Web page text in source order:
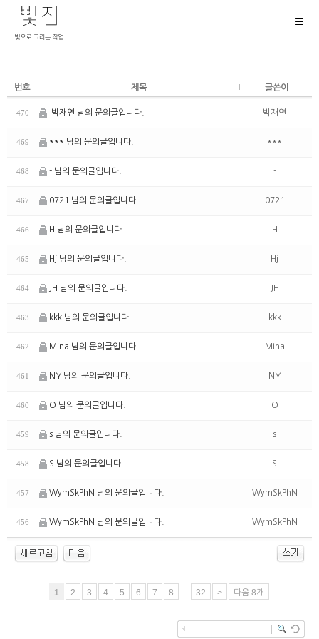
번호 제목 글쓴이
470 박재연 님의 문의글입니다. 박재연
469 *** 님의 문의글입니다. ***
468 - 님의 문의글입니다. -
467 0721 님의 문의글입니다. 0721
466 H 님의 문의글입니다. H
465 Hj 님의 문의글입니다. Hj
464 JH 님의 문의글입니다. JH
463 kkk 님의 문의글입니다. kkk
462 Mina 님의 문의글입니다. Mina
461 NY 님의 문의글입니다. NY
460 O 님의 문의글입니다. O
459 s 님의 문의글입니다. s
458 S 님의 문의글입니다. S
457 WymSkPhN 님의 문의글입니다. WymSkPhN
456 WymSkPhN 님의 문의글입니다. WymSkPhN
1 2 3 4 5 6 7 8 ... 32 > 다음 8개